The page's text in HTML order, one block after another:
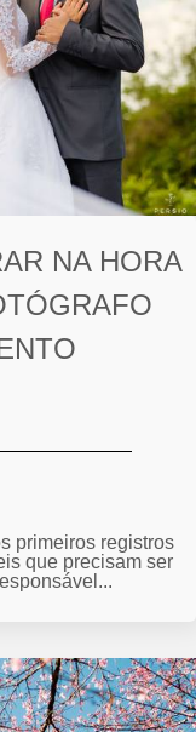
NA HORA
primeiros registros
que precisam ser